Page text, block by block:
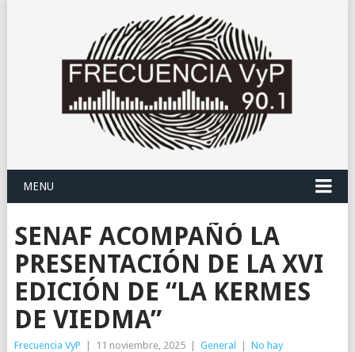
MENU
SENAF ACOMPAÑÓ LA
PRESENTACIÓN DE LA XVI
EDICIÓN DE “LA KERMES
DE VIEDMA”
Frecuencia VyP 11 noviembre, 2025 General
No hay